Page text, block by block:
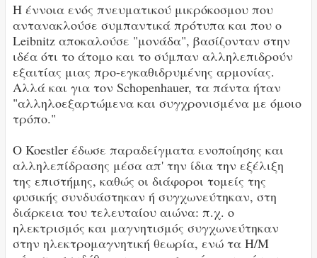
Η έννοια ενός πνευματικού μικρόκοσμου που
αντανακλούσε συμπαντικά πρότυπα και που ο
Leibnitz αποκαλούσε "μονάδα", βασίζονταν στην
ιδέα ότι το άτομο και το σύμπαν αλληλεπιδρούν
εξαιτίας μιας προ-εγκαθιδρυμένης αρμονίας.
Αλλά και για τον Schopenhauer, τα πάντα ήταν
"αλληλοεξαρτώμενα και συγχρονισμένα με όμοιο
τρόπο."
Ο Koestler έδωσε παραδείγματα ενοποίησης και
αλληλεπίδρασης μέσα απ' την ίδια την εξέλιξη
της επιστήμης, καθώς οι διάφοροι τομείς της
φυσικής συνδυάστηκαν ή συγχωνεύτηκαν, στη
διάρκεια του τελευταίου αιώνα: π.χ. ο
ηλεκτρισμός και μαγνητισμός συγχωνεύτηκαν
στην ηλεκτρομαγνητική θεωρία, ενώ τα Η/Μ